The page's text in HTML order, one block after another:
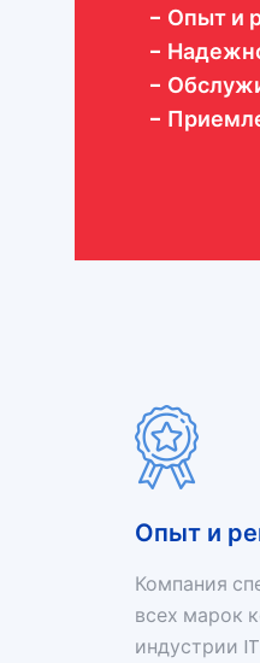
- Опыт и
-
-
-
Опыт и
Компания
всех марок
индустрии